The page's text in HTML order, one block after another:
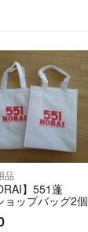
品
】551蓬
ップバッグ2個